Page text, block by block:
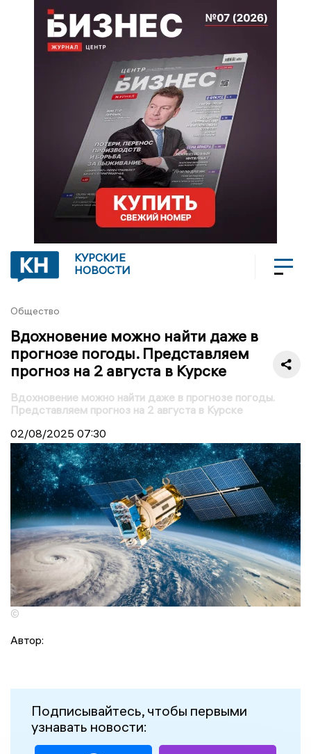
КУРСКИЕ
НОВОСТИ
Общество
Вдохновение можно найти даже в
прогнозе погоды. Представляем
прогноз на 2 августа в Курске
Вдохновение можно найти даже в прогнозе погоды.
Представляем прогноз на 2 августа в Курске
02/08/2025 07:30
©
Автор:
Подписывайтесь, чтобы первыми
узнавать новости: